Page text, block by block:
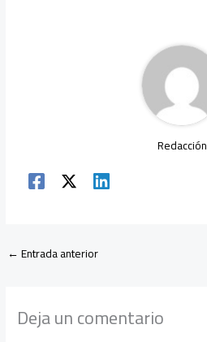
p
p
Redacción
←Entrada anterior
Deja un comentario